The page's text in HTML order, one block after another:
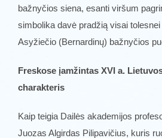
bažnyčios siena, esanti viršum
simbolika davė pradžią visai
Asyžiečio (Bernardinų) bažnyčios
Freskose įamžintas XVI a.
charakteris
Kaip teigia Dailės akademijos
Juozas Algirdas Pilipavičius, kuris